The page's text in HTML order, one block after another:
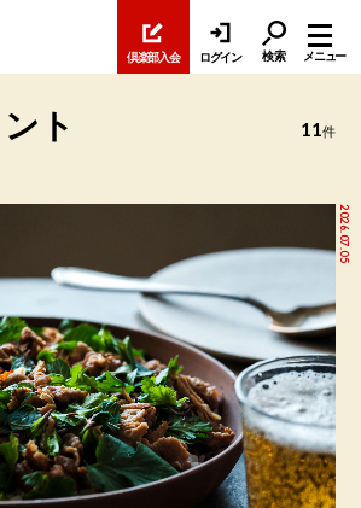
倶楽部入会 ログイン 検索 メニュー
ト 11件
2026.07.05